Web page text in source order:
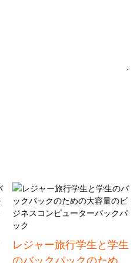
レジャー旅行学生と学生